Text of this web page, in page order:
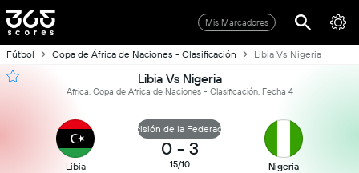
Mis Marcadores
Fútbol Copa de África de Naciones - Clasificación Libia Vs Nigeria
Libia Vs Nigeria
África, Copa de África de Naciones - Clasificación, Fecha 4
Libia
Decisión de la Federación
0 - 3
15/10 Nigeria